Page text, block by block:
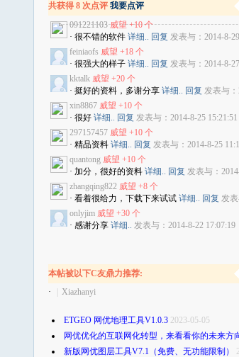
共获得 8 次点评 我要点评
091221103 威望 +10 个
· 很不错的软件 详细.. 回复 发表与：2014-8-
feiniaofs 威望 +18 个
· 很强大的样子 详细.. 回复 发表与：2014-8-
kktalk 威望 +20 个
· 挺好的资料，多谢分享 详细.. 回复 发表与：
xin8867 威望 +10 个
· 很好 详细.. 回复 发表与：2014-8-25 15:21:51
297157457 威望 +10 个
· 精品资料 详细.. 回复 发表与：2014-8-25
quantong 威望 +10 个
· 加分，很好的资料 详细.. 回复 发表与：
zhangqing822 威望 +8 个
· 看着很给力，下载下来试试 详细.. 回复 发表
onlyjim 威望 +30 个
· 感谢分享 详细.. 发表与：2014-8-22 17:07:19
本帖被以下C友鼎力推荐:
·
Xiazhanyi
ETGEO 网优地理工具V1.0.3 2023-05-05
网优优化的互联网化转型，来看看你的未来方
新版网优图层工具V7.1（免费、无功能限制）